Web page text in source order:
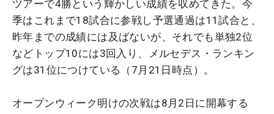
ツアーで4勝という輝かしい成績を収めてきた。今
季はこれまで18試合に参戦し予選通過は11試合と、
昨年までの成績には及ばないが、それでも単独2位
などトップ10には3回入り、メルセデス・ランキン
グは31位につけている（7月21日時点）。
オープンウィーク明けの次戦は8月2日に開幕する